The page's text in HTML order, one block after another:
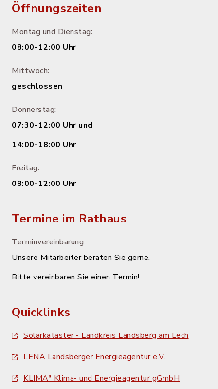
Öffnungszeiten
Montag und Dienstag:
08:00-12:00 Uhr
Mittwoch:
geschlossen
Donnerstag:
07:30-12:00 Uhr und
14:00-18:00 Uhr
Freitag:
08:00-12:00 Uhr
Termine im Rathaus
Terminvereinbarung
Unsere Mitarbeiter beraten Sie gerne.
Bitte vereinbaren Sie einen Termin!
Quicklinks
Solarkataster - Landkreis Landsberg am Lech
LENA Landsberger Energieagentur e.V.
KLIMA³ Klima- und Energieagentur gGmbH